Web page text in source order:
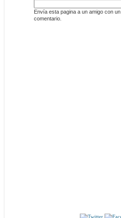
Envía esta pagina a un amigo con un
comentario.